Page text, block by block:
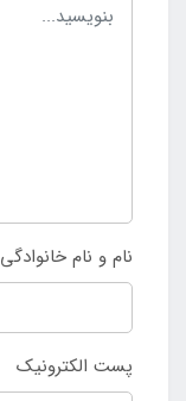
نام و نام خانوادگی
پست الکترونیک